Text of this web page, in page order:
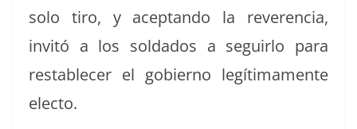
solo tiro, y acep­tan­do la rev­er­en­cia,
invitó a los sol­da­dos a seguir­lo para
restable­cer el gob­ier­no legí­ti­ma­mente
electo.